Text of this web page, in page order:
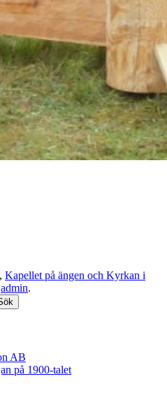
, Kapellet på ängen och Kyrkan i
admin.
AB
på 1900-talet